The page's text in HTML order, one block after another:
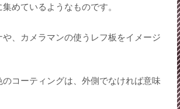
めているようなものです。
、カメラマンの使うレフ板をイメージ
のコーティングは、外側でなければ意味